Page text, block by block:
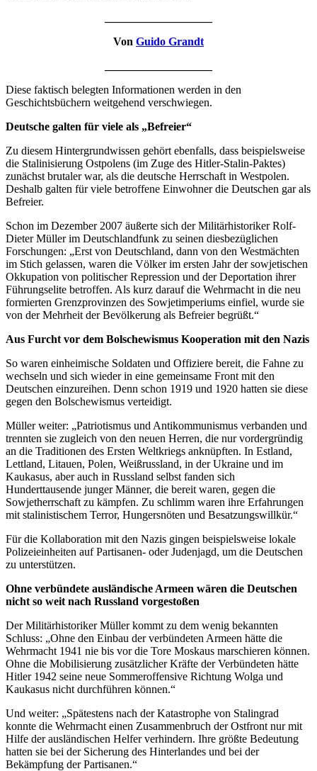
Von Guido Grandt
Diese faktisch belegten Informationen werden in den
Geschichtsbüchern weitgehend verschwiegen.
Deutsche galten für viele als „Befreier“
Zu diesem Hintergrundwissen gehört ebenfalls, dass beispielsweise
die Stalinisierung Ostpolens (im Zuge des Hitler-Stalin-Paktes)
zunächst brutaler war, als die deutsche Herrschaft in Westpolen.
Deshalb galten für viele betroffene Einwohner die Deutschen gar als
Befreier.
Schon im Dezember 2007 äußerte sich der Militärhistoriker Rolf-
Dieter Müller im Deutschlandfunk zu seinen diesbezüglichen
Forschungen: „Erst von Deutschland, dann von den Westmächten
im Stich gelassen, waren die Völker im ersten Jahr der sowjetischen
Okkupation von politischer Repression und der Deportation ihrer
Führungselite betroffen. Als kurz darauf die Wehrmacht in die neu
formierten Grenzprovinzen des Sowjetimperiums einfiel, wurde sie
von der Mehrheit der Bevölkerung als Befreier begrüßt.“
Aus Furcht vor dem Bolschewismus Kooperation mit den Nazis
So waren einheimische Soldaten und Offiziere bereit, die Fahne zu
wechseln und sich wieder in eine gemeinsame Front mit den
Deutschen einzureihen. Denn schon 1919 und 1920 hatten sie diese
gegen den Bolschewismus verteidigt.
Müller weiter: „Patriotismus und Antikommunismus verbanden und
trennten sie zugleich von den neuen Herren, die nur vordergründig
an die Traditionen des Ersten Weltkriegs anknüpften. In Estland,
Lettland, Litauen, Polen, Weißrussland, in der Ukraine und im
Kaukasus, aber auch in Russland selbst fanden sich
Hunderttausende junger Männer, die bereit waren, gegen die
Sowjetherrschaft zu kämpfen. Zu schlimm waren ihre Erfahrungen
mit stalinistischem Terror, Hungersnöten und Besatzungswillkür.“
Für die Kollaboration mit den Nazis gingen beispielsweise lokale
Polizeieinheiten auf Partisanen- oder Judenjagd, um die Deutschen
zu unterstützen.
Ohne verbündete ausländische Armeen wären die Deutschen
nicht so weit nach Russland vorgestoßen
Der Militärhistoriker Müller kommt zu dem wenig bekannten
Schluss: „Ohne den Einbau der verbündeten Armeen hätte die
Wehrmacht 1941 nie bis vor die Tore Moskaus marschieren können.
Ohne die Mobilisierung zusätzlicher Kräfte der Verbündeten hätte
Hitler 1942 seine neue Sommeroffensive Richtung Wolga und
Kaukasus nicht durchführen können.“
Und weiter: „Spätestens nach der Katastrophe von Stalingrad
konnte die Wehrmacht einen Zusammenbruch der Ostfront nur mit
Hilfe der ausländischen Helfer verhindern. Ihre größte Bedeutung
hatten sie bei der Sicherung des Hinterlandes und bei der
Bekämpfung der Partisanen.“